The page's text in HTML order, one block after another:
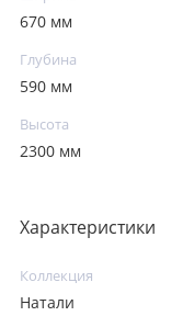
670 мм
Глубина
590 мм
Высота
2300 мм
Характеристики
Коллекция
Натали